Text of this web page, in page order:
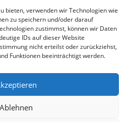
bieten, verwenden wir Technologien wie
zu speichern und/oder darauf
zustimmst, können wir Daten
IDs auf dieser Website
nicht erteilst oder zurückziehst,
Funktionen beeinträchtigt werden.
Ablehnen